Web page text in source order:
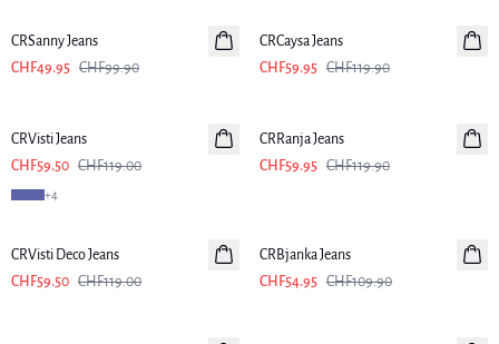
CRSanny Jeans
CHF49.95 CHF99.90
CRCaysa Jeans
CHF59.95 CHF119.90
CRVisti Jeans
CHF59.50 CHF119.00
+4
CRRanja Jeans
CHF59.95 CHF119.90
CRVisti Deco Jeans
CHF59.50 CHF119.00
CRBjanka Jeans
CHF54.95 CHF109.90